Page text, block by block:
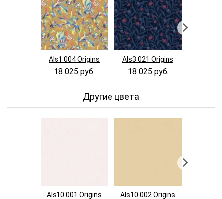
Als1 004 Origins
18 025 руб.
Als3 021 Origins
18 025 руб.
Другие цвета
Als10 001 Origins Als10 002 Origins